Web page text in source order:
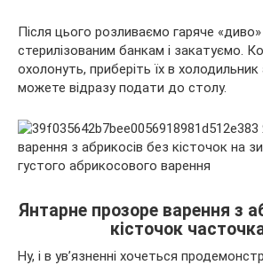
Після цього розливаємо гаряче
стерилізованим банкам і закатуємо.
охолонуть, приберіть їх в
можете відразу подати до столу.
Янтарне прозоре варення з
кісточок
Ну, і в ув’язненні хочеться